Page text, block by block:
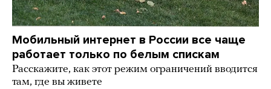
Мобильный интернет в России все чаще
работает только по белым спискам
Расскажите, как этот режим ограничений вводится
там, где вы живете